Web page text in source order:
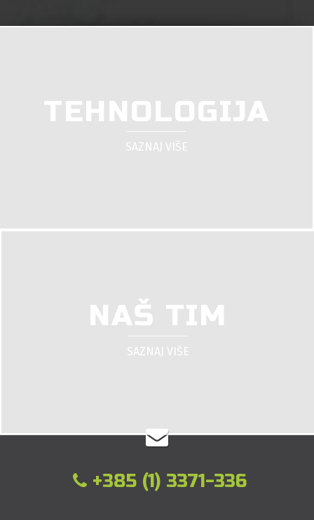
TEHNOLOGIJA
SAZNAJ VIŠE
NAŠ TIM
SAZNAJ VIŠE
+385 (1) 3371-336